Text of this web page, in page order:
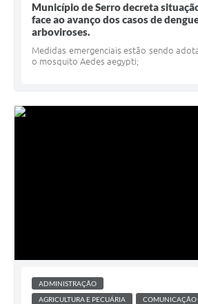
Município de Serro decreta
face ao avanço dos casos de
arboviroses.
Medidas emergenciais estão sendo
o mosquito Aedes aegypti;
ADMINISTRAÇÃO
AGRICULTURA E PECUÁRIA
COMUNICAÇÃO